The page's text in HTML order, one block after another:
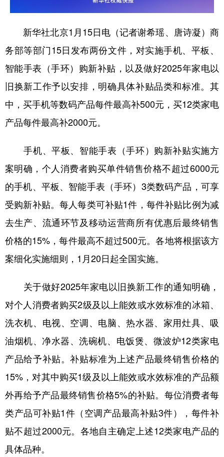
广东 广西 海南 重庆
四川 贵州 云南 西藏
陕西 甘肃 青海 宁夏
English Español Français عربى
Русский язык 日本語 한국어
新华社北京1月15日电（记者谢希瑶、唐诗凝）商
务部等部门15日发布两份文件，对实施手机、平板、
智能手表（手环）购新补贴，以及做好2025年家电以
旧换新工作予以安排，明确具体补贴品类和标准。其
中，买手机等数码产品每件最高补500元，买12类家电
产品每件最高补2000元。
手机、平板、智能手表（手环）购新补贴实施方
案明确，个人消费者购买单件销售价格不超过6000元
的手机、平板、智能手表（手环）3类数码产品，可享
受购新补贴。每人每类可补贴1件，每件补贴比例为减
去生产、流通环节及移动运营商所有优惠后最终销售
价格的15%，每件最高不超过500元。各地将根据该方
案细化实施细则，1月20日起全国实施。
关于做好2025年家电以旧换新工作的通知明确，
对个人消费者购买2级及以上能效或水效标准的冰箱、
洗衣机、电视、空调、电脑、热水器、家用灶具、吸
油烟机、净水器、洗碗机、电饭煲、微波炉12类家电
产品给予补贴。补贴标准为上述产品最终销售价格的
15%，对其中购买1级及以上能效或水效标准的产品额
外再给予产品最终销售价格5%的补贴。每位消费者每
类产品可补贴1件（空调产品最高补贴3件），每件补
贴不超过2000元。各地自主确定上述12类家电产品的
具体品种。